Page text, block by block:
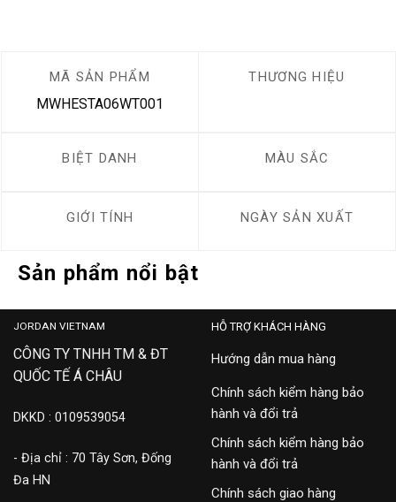
MÃ SẢN PHẨM
MWHESTA06WT001
THƯƠNG HIỆU
BIỆT DANH MÀU SẮC
GIỚI TÍNH NGÀY SẢN XUẤT
Sản phẩm nổi bật
JORDAN VIETNAM
CÔNG TY TNHH TM & ĐT
QUỐC TẾ Á CHÂU
DKKD : 0109539054
- Địa chỉ : 70 Tây Sơn, Đống
Đa HN
HỖ TRỢ KHÁCH HÀNG
Hướng dẫn mua hàng
Chính sách kiểm hàng bảo
hành và đổi trả
Chính sách kiểm hàng bảo
hành và đổi trả
Chính sách giao hàng